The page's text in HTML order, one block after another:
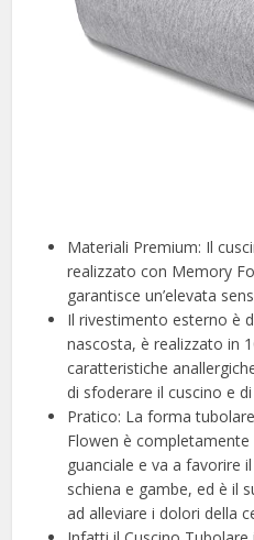
Materiali Premium: Il
realizzato con Memory
garantisce un’elevata
Il rivestimento esterno è
nascosta, è realizzato in
caratteristiche
di sfoderare il cuscino e
Pratico: La forma
Flowen è
guanciale e va a favorire
schiena e gambe, ed è il
ad alleviare i dolori della